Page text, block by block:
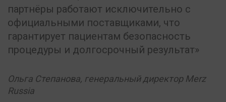
партнёры работают исключительно с
официальными поставщиками, что
гарантирует пациентам безопасность
процедуры и долгосрочный результат
Ольга Степанова, генеральный директор Merz
Russia